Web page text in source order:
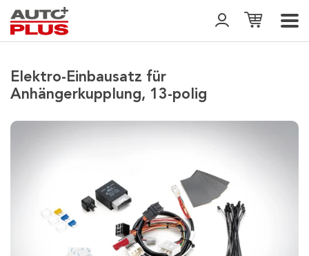
Elektro-Einbausatz für
Anhängerkupplung, 13-polig